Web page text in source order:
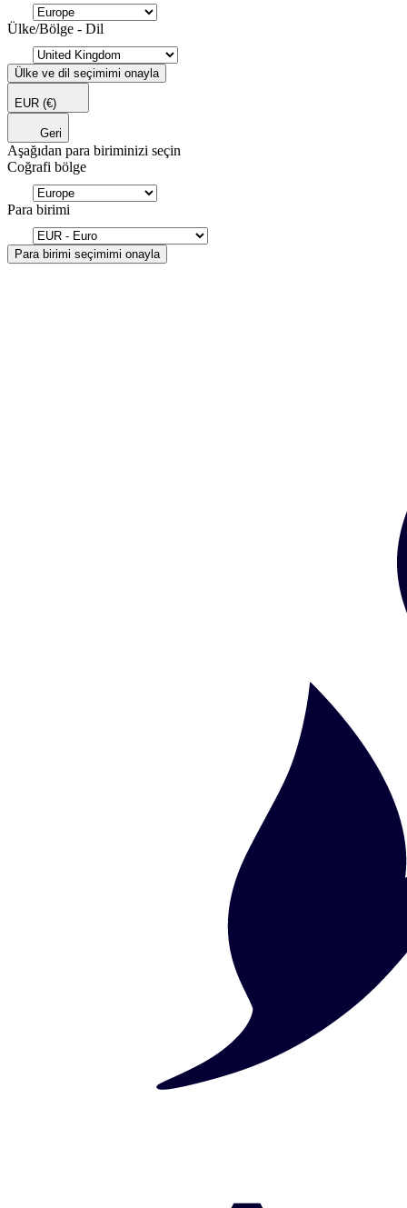
Ülke/Bölge - Dil
Ülke ve dil seçimimi onayla
EUR (€)
Geri
Aşağıdan para biriminizi seçin
Coğrafi bölge
Para birimi
Para birimi seçimimi onayla